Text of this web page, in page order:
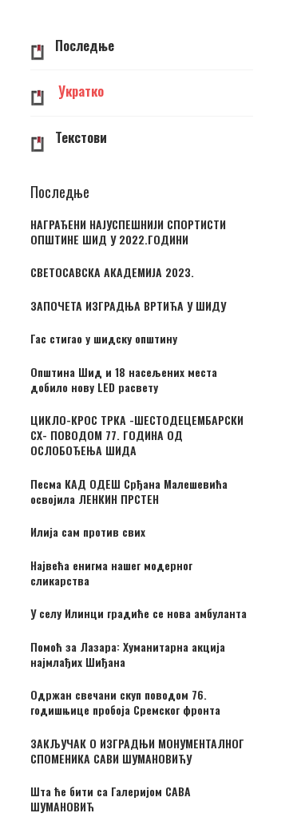
Последње
Укратко
Текстови
Последње
НАГРАЂЕНИ НАЈУСПЕШНИЈИ СПОРТИСТИ
ОПШТИНЕ ШИД У 2022.ГОДИНИ
СВЕТОСАВСКА АКАДЕМИЈА 2023.
ЗАПОЧЕТА ИЗГРАДЊА ВРТИЋА У ШИДУ
Гас стигао у шидску општину
Општина Шид и 18 насељених места
добило нову LED расвету
ЦИКЛО-КРОС ТРКА -ШЕСТОДЕЦЕМБАРСКИ
CX- ПОВОДОМ 77. ГОДИНА ОД
ОСЛОБОЂЕЊА ШИДА
Песма КАД ОДЕШ Срђана Малешевића
освојила ЛЕНКИН ПРСТЕН
Илија сам против свих
Највећа енигма нашег модерног
сликарства
У селу Илинци градиће се нова амбуланта
Помоћ за Лазара: Хуманитарна акција
најмлађих Шиђана
Одржан свечани скуп поводом 76.
годишњице пробоја Сремског фронта
ЗАКЉУЧАК О ИЗГРАДЊИ МОНУМЕНТАЛНОГ
СПОМЕНИКА САВИ ШУМАНОВИЋУ
Шта ће бити са Галеријом САВА
ШУМАНОВИЋ